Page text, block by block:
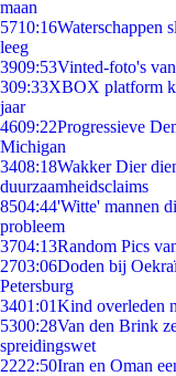
maan
5710:16Waterschappen
leeg
3909:53Vinted-foto's
309:33XBOX platform
jaar
4609:22Progressieve
Michigan
3408:18Wakker Dier
duurzaamheidsclaims
8504:44'Witte' mannen
probleem
3704:13Random Pics
2703:06Doden bij
Petersburg
3401:01Kind overleden
5300:28Van den Brink
spreidingswet
2222:50Iran en Oman